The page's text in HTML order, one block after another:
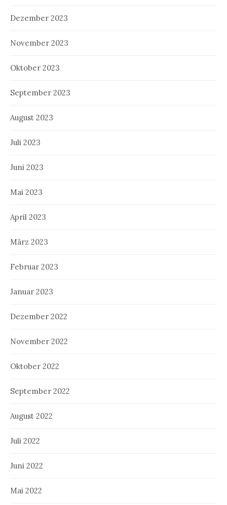
Dezember 2023
November 2023
Oktober 2023
September 2023
August 2023
Juli 2023
Juni 2023
Mai 2023
April 2023
März 2023
Februar 2023
Januar 2023
Dezember 2022
November 2022
Oktober 2022
September 2022
August 2022
Juli 2022
Juni 2022
Mai 2022